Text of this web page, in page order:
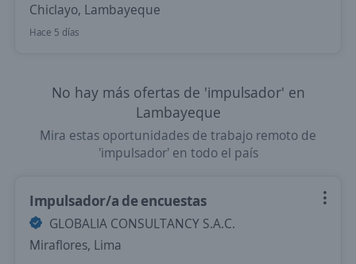
Chiclayo, Lambayeque
Hace 5 días
No hay más ofertas de 'impulsador' en
Lambayeque
Mira estas oportunidades de trabajo remoto de
'impulsador' en todo el país
Impulsador/a de encuestas
GLOBALIA CONSULTANCY S.A.C.
Miraflores, Lima